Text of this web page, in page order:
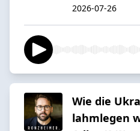
2026-07-26
Wie die
lahmlegen